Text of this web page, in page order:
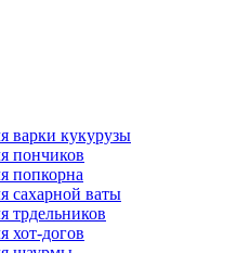
варки кукурузы
пончиков
попкорна
сахарной ваты
трдельников
хот-догов